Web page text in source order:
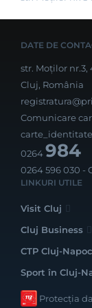
DATE DE
str. Moților
Cluj, România
Comunicare
0264984
0264 596 030 -
LINKURI UTILE
Visit Cluj
Cluj Business
CTP Cluj-
Sport în Cluj-
Protecția